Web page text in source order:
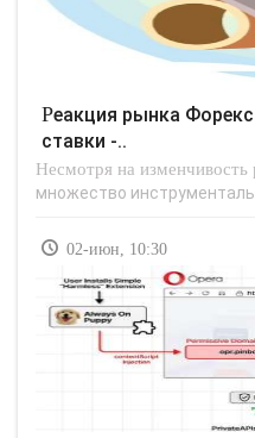
Реакция рынка Форекс на изменение учетной
ставки -..
Несмотря на
множество
02-июн, 10:30